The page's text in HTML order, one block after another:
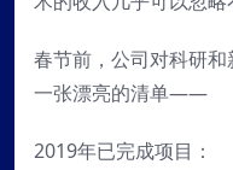
春节前，公司对科研
一张漂亮的清单——
2019年已完成项目：